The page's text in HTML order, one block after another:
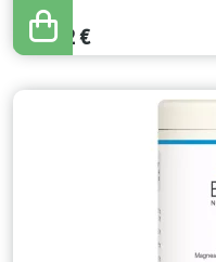
18,80
16,92€